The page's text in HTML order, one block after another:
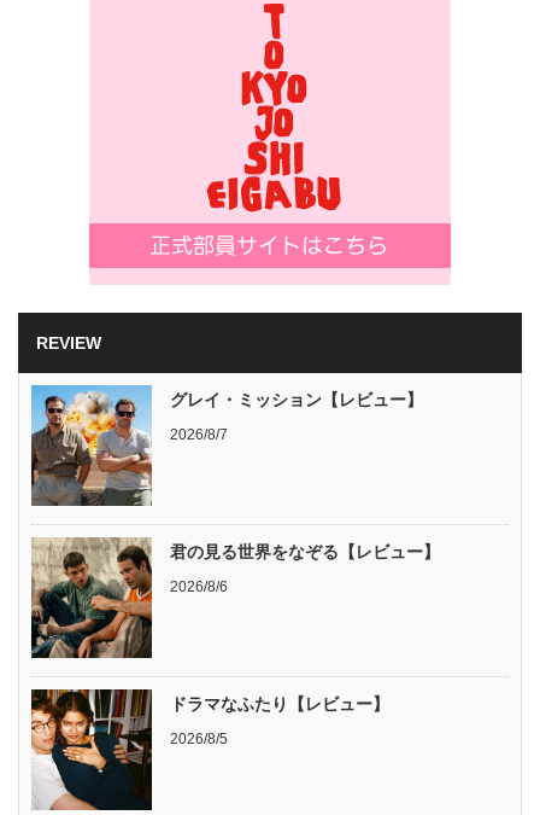
REVIEW
グレイ・ミッション【レビュー】
2026/8/7
君の見る世界をなぞる【レビュー】
2026/8/6
ドラマなふたり【レビュー】
2026/8/5